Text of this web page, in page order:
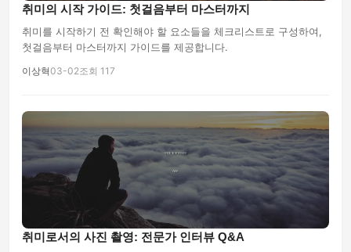
취미의 시작 가이드: 첫걸음부터 마스터까지
취미를 시작하기 전 확인해야 할 요소들을 체크리스트로 구성하여,
첫걸음부터 마스터까지 가이드를 제공합니다.
이상혁03-02조회 117
취미로서의 사진 촬영: 전문가 인터뷰 Q&A